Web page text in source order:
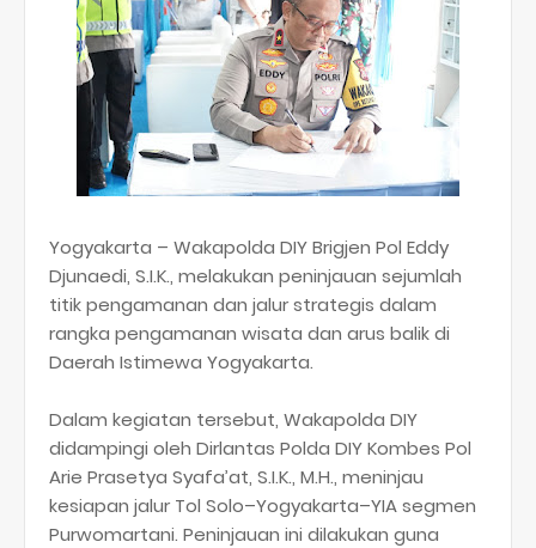
Yogyakarta – Wakapolda DIY Brigjen Pol Eddy
Djunaedi, S.I.K., melakukan peninjauan sejumlah
titik pengamanan dan jalur strategis dalam
rangka pengamanan wisata dan arus balik di
Daerah Istimewa Yogyakarta.
Dalam kegiatan tersebut, Wakapolda DIY
didampingi oleh Dirlantas Polda DIY Kombes Pol
Arie Prasetya Syafa’at, S.I.K., M.H., meninjau
kesiapan jalur Tol Solo–Yogyakarta–YIA segmen
Purwomartani. Peninjauan ini dilakukan guna